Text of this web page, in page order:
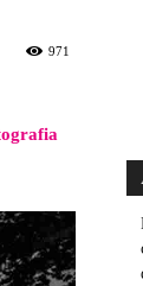
971